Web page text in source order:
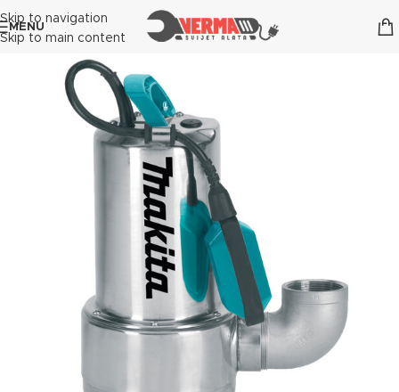
Skip to navigation
Skip to main content
MENU